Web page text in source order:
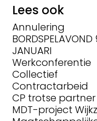
Lees ook
Annulering
BORDSPELAVOND
JANUARI
Werkconferentie
Collectief
Contractarbeid
CP trotse partner
MDT-project Wijkz